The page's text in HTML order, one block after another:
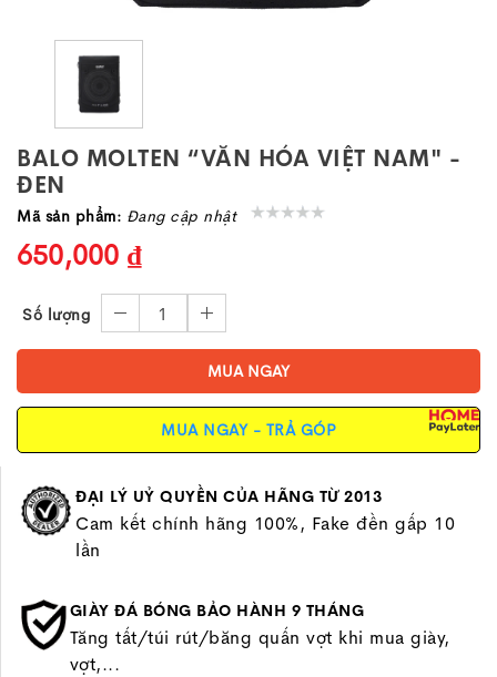
BALO MOLTEN “VĂN HÓA VIỆT NAM" -
ĐEN
Mã sản phẩm: Đang cập nhật
650,000 ₫
Số lượng 1
MUA NGAY
MUA NGAY - TRẢ GÓP
ĐẠI LÝ UỶ QUYỀN CỦA HÃNG TỪ 2013
Cam kết chính hãng 100%, Fake đền gấp 10
lần
GIÀY ĐÁ BÓNG BẢO HÀNH 9 THÁNG
Tăng tất/túi rút/băng quấn vợt khi mua giày,
vợt,...